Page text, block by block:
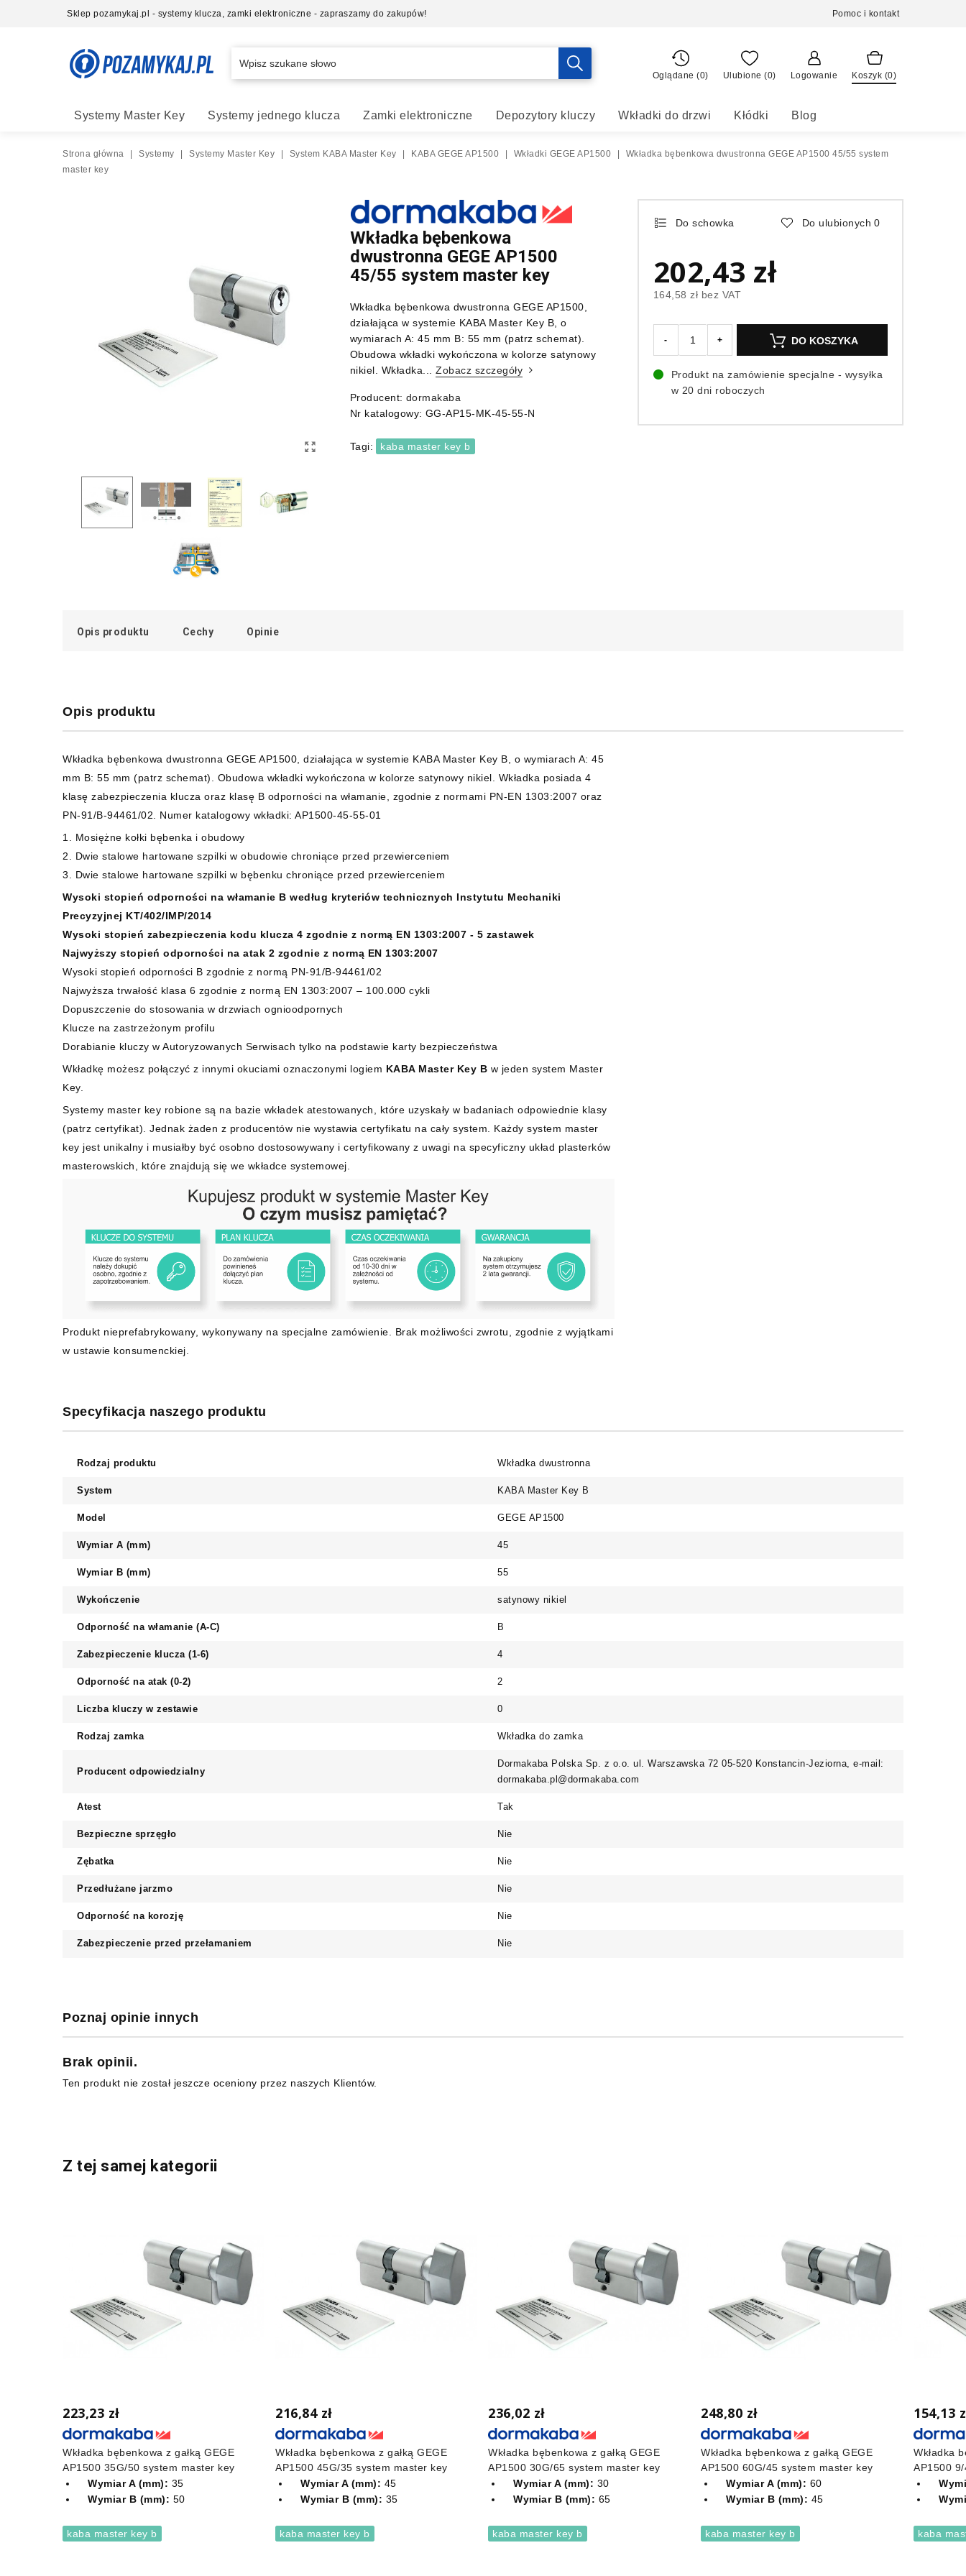
Sklep pozamykaj.pl - systemy klucza, zamki elektroniczne - zapraszamy do zakupów! Pomoc i kontakt
Oglądane (0) Ulubione (0) Logowanie Koszyk (0)
Systemy Master Key Systemy jednego klucza Zamki elektroniczne Depozytory kluczy Wkładki do drzwi Kłódki Blog
Strona główna Systemy Systemy Master Key System KABA Master Key KABA GEGE AP1500 Wkładki GEGE AP1500
Wkładka bębenkowa dwustronna GEGE AP1500 45/55 system
master key
Wkładka bębenkowa
dwustronna GEGE AP1500
45/55 system master key
Wkładka bębenkowa dwustronna GEGE AP1500,
działająca w systemie KABA Master Key B, o
wymiarach A: 45 mm B: 55 mm (patrz schemat).
Obudowa wkładki wykończona w kolorze satynowy
nikiel. Wkładka...Zobacz szczegóły
Producent: dormakaba
Nr katalogowy: GG-AP15-MK-45-55-N
Tagi: kaba master key b
Do schowka Do ulubionych 0
202,43 zł
164,58 zł bez VAT
- + DO KOSZYKA
Produkt na zamówienie specjalne - wysyłka
w 20 dni roboczych
Opis produktu Cechy Opinie
Opis produktu
Wkładka bębenkowa dwustronna GEGE AP1500, działająca w systemie KABA Master Key B, o wymiarach A: 45
mm B: 55 mm (patrz schemat). Obudowa wkładki wykończona w kolorze satynowy nikiel. Wkładka posiada 4
klasę zabezpieczenia klucza oraz klasę B odporności na włamanie, zgodnie z normami PN-EN 1303:2007 oraz
PN-91/B-94461/02. Numer katalogowy wkładki: AP1500-45-55-01
1. Mosiężne kołki bębenka i obudowy
2. Dwie stalowe hartowane szpilki w obudowie chroniące przed przewierceniem
3. Dwie stalowe hartowane szpilki w bębenku chroniące przed przewierceniem
Wysoki stopień odporności na włamanie B według kryteriów technicznych Instytutu Mechaniki
Precyzyjnej KT/402/IMP/2014
Wysoki stopień zabezpieczenia kodu klucza 4 zgodnie z normą EN 1303:2007 - 5 zastawek
Najwyższy stopień odporności na atak 2 zgodnie z normą EN 1303:2007
Wysoki stopień odporności B zgodnie z normą PN-91/B-94461/02
Najwyższa trwałość klasa 6 zgodnie z normą EN 1303:2007 – 100.000 cykli
Dopuszczenie do stosowania w drzwiach ognioodpornych
Klucze na zastrzeżonym profilu
Dorabianie kluczy w Autoryzowanych Serwisach tylko na podstawie karty bezpieczeństwa
Wkładkę możesz połączyć z innymi okuciami oznaczonymi logiem KABA Master Key B w jeden system Master
Key.
Systemy master key robione są na bazie wkładek atestowanych, które uzyskały w badaniach odpowiednie klasy
(patrz certyfikat). Jednak żaden z producentów nie wystawia certyfikatu na cały system. Każdy system master
key jest unikalny i musiałby być osobno dostosowywany i certyfikowany z uwagi na specyficzny układ plasterków
masterowskich, które znajdują się we wkładce systemowej.
Produkt nieprefabrykowany, wykonywany na specjalne zamówienie. Brak możliwości zwrotu, zgodnie z wyjątkami
w ustawie konsumenckiej.
Specyfikacja naszego produktu
Rodzaj produktu Wkładka dwustronna
System KABA Master Key B
Model GEGE AP1500
Wymiar A (mm) 45
Wymiar B (mm) 55
Wykończenie satynowy nikiel
Odporność na włamanie (A-C) B
Zabezpieczenie klucza (1-6) 4
Odporność na atak (0-2) 2
Liczba kluczy w zestawie 0
Rodzaj zamka Wkładka do zamka
Producent odpowiedzialny
Dormakaba Polska Sp. z o.o. ul. Warszawska 72 05-520 Konstancin-Jeziorna, e-mail:
dormakaba.pl@dormakaba.com
Atest Tak
Bezpieczne sprzęgło Nie
Zębatka Nie
Przedłużane jarzmo Nie
Odporność na korozję Nie
Zabezpieczenie przed przełamaniem Nie
Poznaj opinie innych
Brak opinii.
Ten produkt nie został jeszcze oceniony przez naszych Klientów.
Z tej samej kategorii
223,23 zł
Wkładka bębenkowa z gałką GEGE
AP1500 35G/50 system master key
Wymiar A (mm): 35
Wymiar B (mm): 50
kaba master key b
216,84 zł
Wkładka bębenkowa z gałką GEGE
AP1500 45G/35 system master key
Wymiar A (mm): 45
Wymiar B (mm): 35
kaba master key b
236,02 zł
Wkładka bębenkowa z gałką GEGE
AP1500 30G/65 system master key
Wymiar A (mm): 30
Wymiar B (mm): 65
kaba master key b
248,80 zł
Wkładka bębenkowa z gałką GEGE
AP1500 60G/45 system master key
Wymiar A (mm): 60
Wymiar B (mm): 45
kaba master key b
154,13
Wkładka
AP1500
kaba